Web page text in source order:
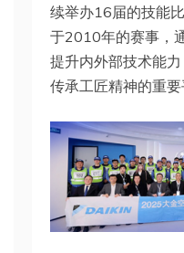
续举办16届的技能
于2010年的赛事，
提升内外部技术能力
传承工匠精神的重要